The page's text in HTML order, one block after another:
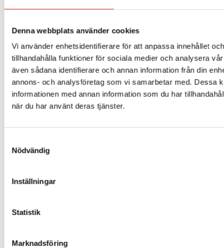
Denna webbplats använder cookies
Vi använder enhetsidentifierare för att anpassa innehållet
tillhandahålla funktioner för sociala medier och analysera
även sådana identifierare och annan information från din
annons- och analysföretag som vi samarbetar med. Dessa
informationen med annan information som du har
när du har använt deras tjänster.
Nödvändig
Inställningar
Statistik
Marknadsföring
Närmaste kontor
Industrigatan 9
291 36 Kristianstad
info@acmab.se
044-10 60 70